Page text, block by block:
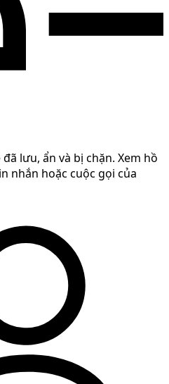
lưu, ẩn và bị chặn. Xem hồ
nhắn hoặc cuộc gọi của